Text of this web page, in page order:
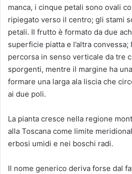
manca, i cinque petali sono ovali
ripiegato verso il centro; gli stami
petali. Il frutto è formato da due
superficie piatta e l’altra
percorsa in senso verticale da tre
sporgenti, mentre il margine ha
formare una larga ala liscia che
ai due poli.
La pianta cresce nella regione
alla Toscana come limite
erbosi umidi e nei boschi radi.
Il nome generico deriva forse dal